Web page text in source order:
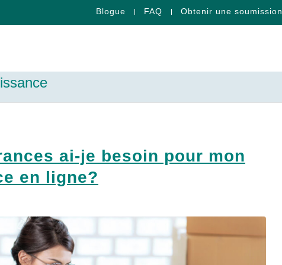
Blogue FAQ Obtenir une soumission
ai-je besoin pour mon
en ligne?